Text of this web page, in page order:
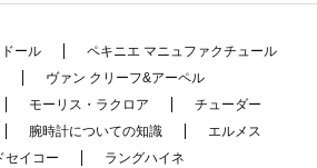
ール
ペキニエ マニュファクチュール
ヴァン クリーフ&アーペル
モーリス・ラクロア
チューダー
腕時計についての知識
エルメス
セイコー
ラングハイネ